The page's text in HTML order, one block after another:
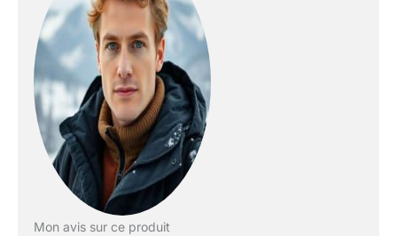
imperméable, coupe-
vent et respirant et la
doublure en filet à
séchage rapide vous
gardent au sec et
heureux pendant vos
aventures sur l'eau La
fermeture à glissière
avant YKK
bidirectionnelle, les
Mon avis sur ce produit